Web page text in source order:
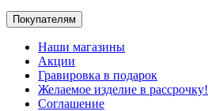
Покупателям
Наши магазины
Акции
Гравировка в подарок
Желаемое изделие в рассрочку!
Соглашение